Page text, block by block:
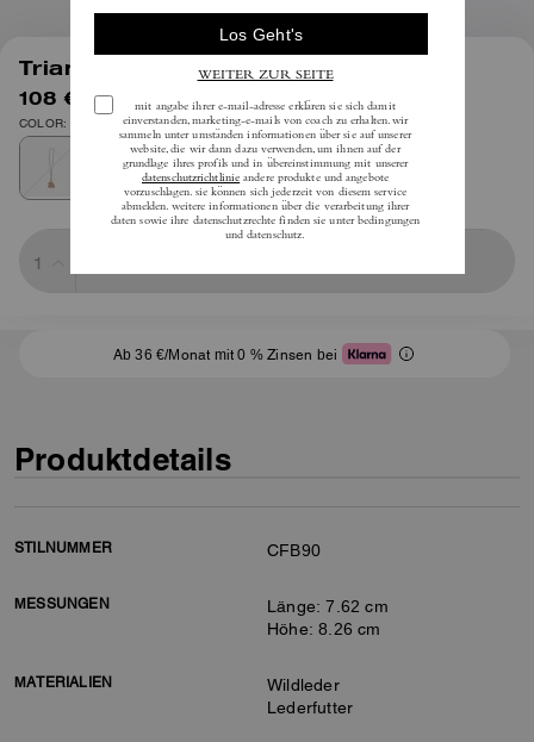
Triangle Kisslock Täschchen
108 € 135 €
COLOR: B4/Nuage
Ab 36 €/Monat mit 0 % Zinsen bei
Produktdetails
STILNUMMER CFB90
MESSUNGEN
Länge: 7.62 cm
Höhe: 8.26 cm
MATERIALIEN
Wildleder
Lederfutter